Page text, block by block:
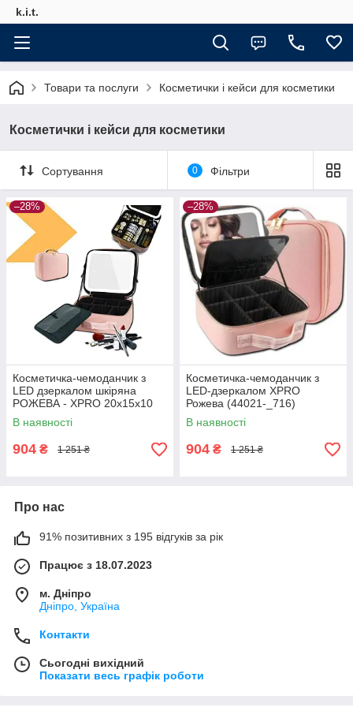
k.i.t.
Товари та послуги Косметички і кейси для косметики
Косметички і кейси для косметики
Сортування 0 Фільтри
–28%
Косметичка-чемоданчик з
LED дзеркалом шкіряна
РОЖЕВА - XPRO 20x15x10
см (44021-_722)
В наявності
904 ₴ 1 251 ₴
–28%
Косметичка-чемоданчик з
LED-дзеркалом XPRO
Рожева (44021-_716)
В наявності
904 ₴ 1 251 ₴
Про нас
91% позитивних з 195 відгуків за рік
Працює з 18.07.2023
м. Дніпро
Дніпро, Україна
Контакти
Сьогодні вихідний
Показати весь графік роботи